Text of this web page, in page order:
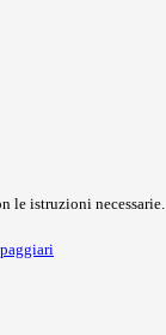
le istruzioni necessarie.